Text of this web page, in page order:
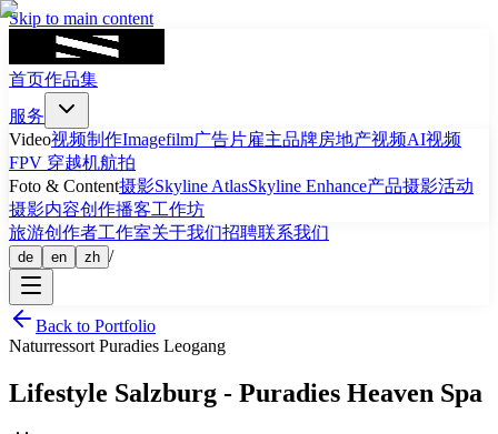
Skip to main content
首页作品集
服务
Video视频制作Imagefilm广告片雇主品牌房地产视频AI视频
FPV 穿越机航拍
Foto & Content摄影Skyline AtlasSkyline Enhance产品摄影活动
摄影内容创作播客工作坊
旅游创作者工作室关于我们招聘联系我们
de en zh /
Back to Portfolio
Naturressort Puradies Leogang
Lifestyle Salzburg - Puradies Heaven Spa